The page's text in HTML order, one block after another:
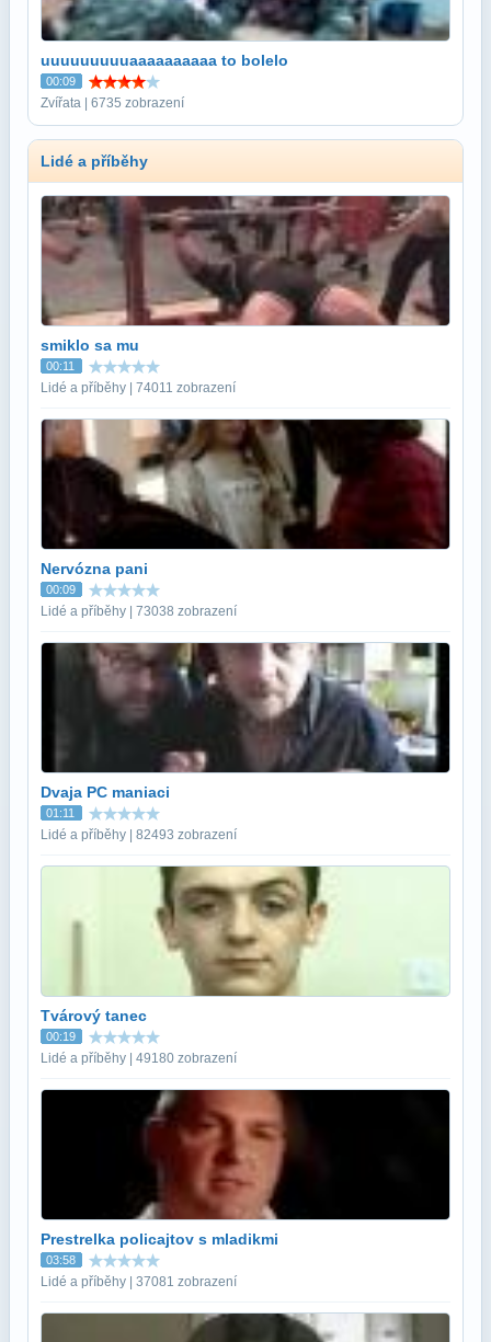
uuuuuuuuuaaaaaaaaaa to bolelo
00:09
Zvířata | 6735 zobrazení
Lidé a příběhy
smiklo sa mu
00:11
Lidé a příběhy | 74011 zobrazení
Nervózna pani
00:09
Lidé a příběhy | 73038 zobrazení
Dvaja PC maniaci
01:11
Lidé a příběhy | 82493 zobrazení
Tvárový tanec
00:19
Lidé a příběhy | 49180 zobrazení
Prestrelka policajtov s mladikmi
03:58
Lidé a příběhy | 37081 zobrazení